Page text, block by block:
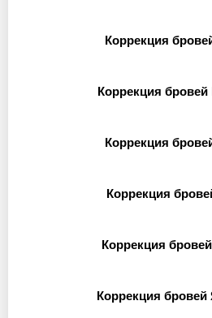
Коррекция
Коррекция
Коррекция
Коррекция
Коррекция
Коррекция бровей